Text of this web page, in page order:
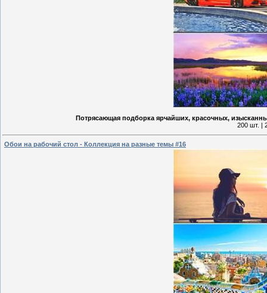
Потрясающая подборка ярчайших, красочных,
200 шт. |
Обои на рабочий стол - Коллекция на разные темы #16